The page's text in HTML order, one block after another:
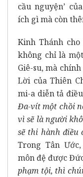
cầu nguyện’
ích gì mà còn
Kinh Thánh
không chỉ là
Giê-su, mà
Lời của Thiên
mi-a diễn tả
Đa-vít một chồi
vì sẽ là người
sẽ thi hành điều
Trong Tân
môn đệ được
phạm tội, thì